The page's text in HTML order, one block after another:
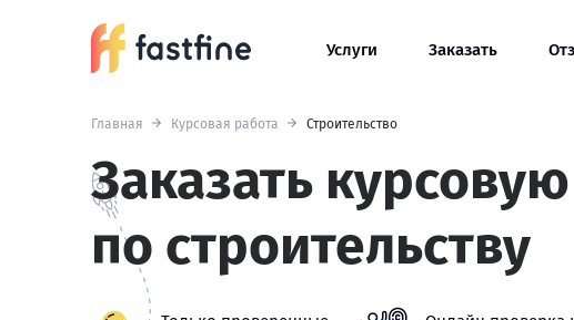
Услуги Заказать
Главная Курсовая работа Строительство
Заказать
по строительству